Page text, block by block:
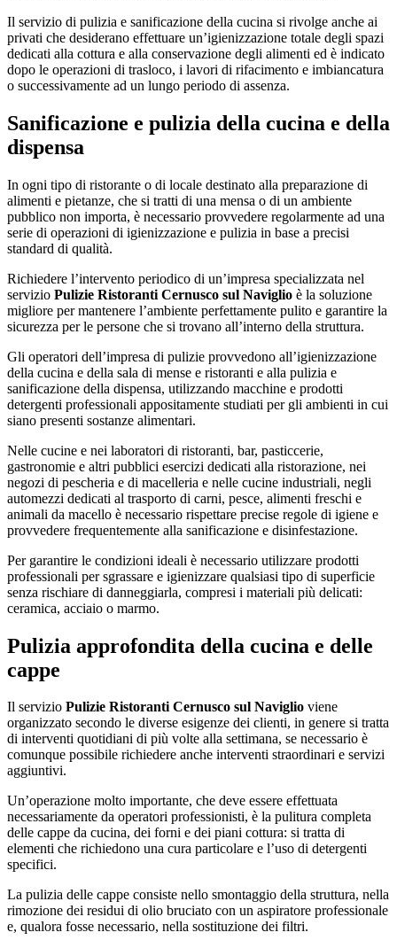
Il servizio di pulizia e sanificazione della cucina si rivolge anche ai
privati che desiderano effettuare un’igienizzazione totale degli spazi
dedicati alla cottura e alla conservazione degli alimenti ed è indicato
dopo le operazioni di trasloco, i lavori di rifacimento e imbiancatura
o successivamente ad un lungo periodo di assenza.
Sanificazione e pulizia della cucina e della
dispensa
In ogni tipo di ristorante o di locale destinato alla preparazione di
alimenti e pietanze, che si tratti di una mensa o di un ambiente
pubblico non importa, è necessario provvedere regolarmente ad una
serie di operazioni di igienizzazione e pulizia in base a precisi
standard di qualità.
Richiedere l’intervento periodico di un’impresa specializzata nel
servizio Pulizie Ristoranti Cernusco sul Naviglio è la soluzione
migliore per mantenere l’ambiente perfettamente pulito e garantire la
sicurezza per le persone che si trovano all’interno della struttura.
Gli operatori dell’impresa di pulizie provvedono all’igienizzazione
della cucina e della sala di mense e ristoranti e alla pulizia e
sanificazione della dispensa, utilizzando macchine e prodotti
detergenti professionali appositamente studiati per gli ambienti in cui
siano presenti sostanze alimentari.
Nelle cucine e nei laboratori di ristoranti, bar, pasticcerie,
gastronomie e altri pubblici esercizi dedicati alla ristorazione, nei
negozi di pescheria e di macelleria e nelle cucine industriali, negli
automezzi dedicati al trasporto di carni, pesce, alimenti freschi e
animali da macello è necessario rispettare precise regole di igiene e
provvedere frequentemente alla sanificazione e disinfestazione.
Per garantire le condizioni ideali è necessario utilizzare prodotti
professionali per sgrassare e igienizzare qualsiasi tipo di superficie
senza rischiare di danneggiarla, compresi i materiali più delicati:
ceramica, acciaio o marmo.
Pulizia approfondita della cucina e delle
cappe
Il servizio Pulizie Ristoranti Cernusco sul Naviglio viene
organizzato secondo le diverse esigenze dei clienti, in genere si tratta
di interventi quotidiani di più volte alla settimana, se necessario è
comunque possibile richiedere anche interventi straordinari e servizi
aggiuntivi.
Un’operazione molto importante, che deve essere effettuata
necessariamente da operatori professionisti, è la pulitura completa
delle cappe da cucina, dei forni e dei piani cottura: si tratta di
elementi che richiedono una cura particolare e l’uso di detergenti
specifici.
La pulizia delle cappe consiste nello smontaggio della struttura, nella
rimozione dei residui di olio bruciato con un aspiratore professionale
e, qualora fosse necessario, nella sostituzione dei filtri.